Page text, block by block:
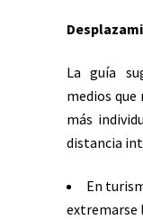
La guía
medios
más
distancia
En
extremarse